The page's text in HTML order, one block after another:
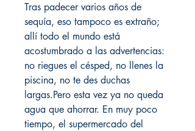
Tras padecer varios años de
sequía, eso tampoco es extraño;
allí todo el mundo está
acostumbrado a las advertencias:
no riegues el césped, no llenes la
piscina, no te des duchas
largas.Pero esta vez ya no queda
agua que ahorrar. En muy poco
tiempo, el supermercado del